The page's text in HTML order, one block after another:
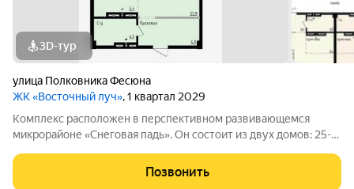
3D-тур
улица Полковника Фесюна
ЖК «Восточный луч», 1 квартал 2029
Комплекс расположен в перспективном развивающемся
микрорайоне «Снеговая падь». Он состоит из двух домов: 25-
соответствует высоким стандартам качества жизни,
комфортного времяпрепровождения. Так же в
Позвонить